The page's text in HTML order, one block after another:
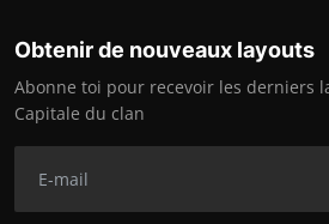
Obtenir de nouveaux layouts
Abonne toi pour recevoir les derniers
Capitale du clan